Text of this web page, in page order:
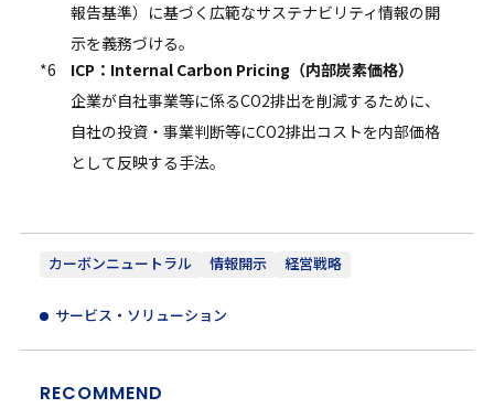
カーボンニュートラル 情報開示 経営戦略
サービス・ソリューション
RECOMMEND
報告基準）に基づく広範なサステナビリティ情報の開
示を義務づける。
*6
ICP：Internal Carbon Pricing（内部炭素価格）
企業が自社事業等に係るCO2排出を削減するために、
自社の投資・事業判断等にCO2排出コストを内部価格
として反映する手法。